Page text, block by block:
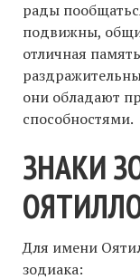
рады
подвижны,
отличная
они обладают
способностями.
ЗНАКИ
Для имени
зодиака: